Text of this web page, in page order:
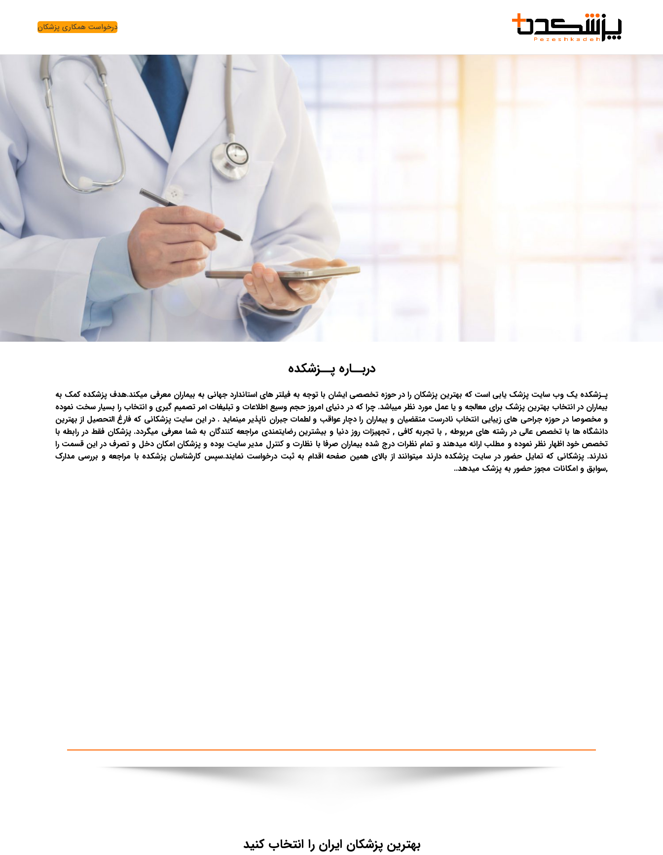
درخواست همکاری پزشکان
دربــاره پــزشکده
پـزشکده یک وب سایت پزشک یابی است که بهترین پزشکان را در حوزه تخصصی ایشان با توجه به فیلتر های استاندارد جهانی به بیماران معرفی میکند.هدف پزشکده کمک به
بیماران در انتخاب بهترین پزشک برای معالجه و یا عمل مورد نظر میباشد. چرا که در دنیای امروز حجم وسیع اطلاعات و تبلیغات امر تصمیم گیری و انتخاب را بسیار سخت نموده
و مخصوصا در حوزه جراحی های زیبایی انتخاب نادرست متقضیان و بیماران را دچار عواقب و لطمات جبران ناپذیر مینماید . در این سایت پزشکانی که فارغ التحصیل از بهترین
دانشگاه ها با تخصص عالی در رشته های مربوطه , با تجربه کافی , تجهیزات روز دنیا و بیشترین رضایتمندی مراجعه کنندگان به شما معرفی میگردد. پزشکان فقط در رابطه با
تخصص خود اظهار نظر نموده و مطلب ارائه میدهند و تمام نظرات درج شده بیماران صرفا با نظارت و کنترل مدیر سایت بوده و پزشکان امکان دخل و تصرف در این قسمت را
ندارند. پزشکانی که تمایل حضور در سایت پزشکده دارند میتوانند از بالای همین صفحه اقدام به ثبت درخواست نمایند.سپس کارشناسان پزشکده با مراجعه و بررسی مدارک
,سوابق و امکانات مجوز حضور به پزشک میدهد..
بهترین پزشکان ایران را انتخاب کنید